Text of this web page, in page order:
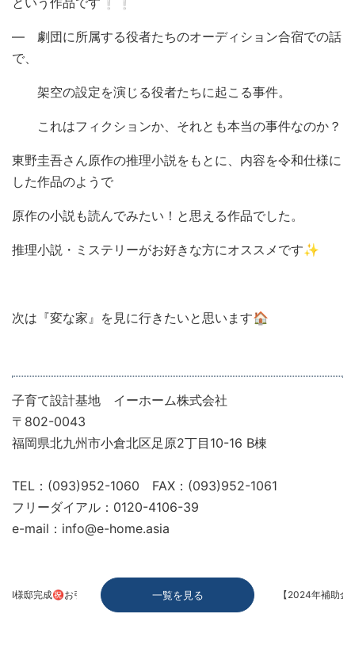
― 劇団に所属する役者たちのオーディション合宿での話
で、
架空の設定を演じる役者たちに起こる事件。
これはフィクションか、それとも本当の事件なのか？
東野圭吾さん原作の推理小説をもとに、内容を令和仕様に
した作品のようで
原作の小説も読んでみたい！と思える作品でした。
推理小説・ミステリーがお好きな方にオススメです✨
次は『変な家』を見に行きたいと思います🏠
子育て設計基地 イーホーム株式会社
〒802-0043
福岡県北九州市小倉北区足原2丁目10-16 B棟
TEL：(093)952-1060 FAX：(093)952-1061
フリーダイアル：0120-4106-39
e-mail：info@e-home.asia
Ⅰ様邸完成㊗お引渡し 一覧を見る 【2024年補助